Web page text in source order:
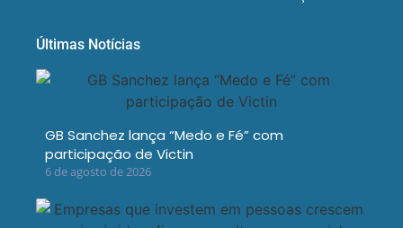
Últimas Notícias
GB Sanchez lança “Medo e Fé” com
participação de Victin
6 de agosto de 2026